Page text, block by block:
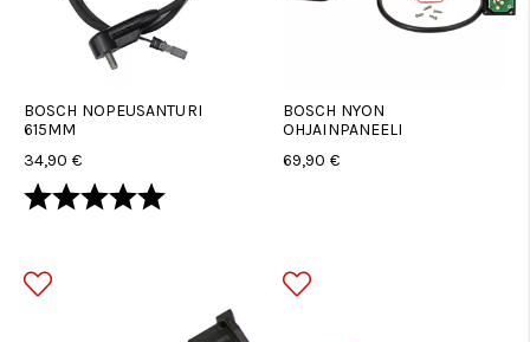
BOSCH NOPEUSANTURI
615MM
34,90 €
Arvio:
BOSCH NYON
OHJAINPANEELI
69,90 €